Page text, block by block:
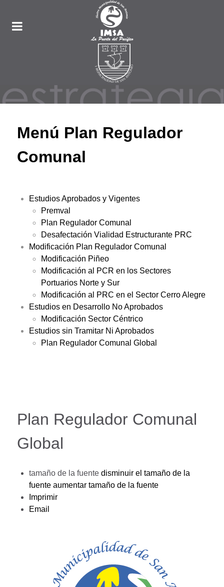
Menú Plan Regulador
Comunal
Estudios Aprobados y Vigentes
Premval
Plan Regulador Comunal
Desafectación Vialidad Estructurante PRC
Modificación Plan Regulador Comunal
Modificación Piñeo
Modificación al PCR en los Sectores
Portuarios Norte y Sur
Modificación al PRC en el Sector Cerro Alegre
Estudios en Desarrollo No Aprobados
Modificación Sector Céntrico
Estudios sin Tramitar Ni Aprobados
Plan Regulador Comunal Global
Plan Regulador Comunal
Global
tamaño de la fuente disminuir el tamaño de la
fuente aumentar tamaño de la fuente
Imprimir
Email